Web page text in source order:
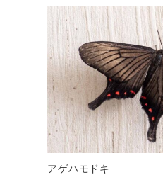
アゲハモドキ